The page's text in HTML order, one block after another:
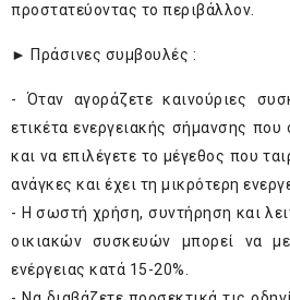
προστατεύοντας το περιβάλλον.
► Πράσινες συμβουλές :
- Όταν αγοράζετε καινούριες
ετικέτα ενεργειακής σήμανσης
και να επιλέγετε το μέγεθος που
ανάγκες και έχει τη μικρότερη
- Η σωστή χρήση, συντήρηση και
οικιακών συσκευών μπορεί να
ενέργειας κατά 15-20%.